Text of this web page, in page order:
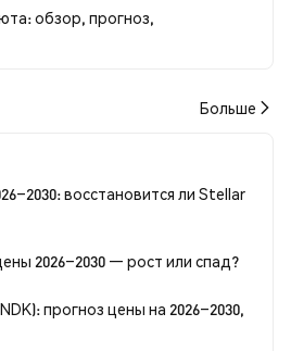
обзор, прогноз,
Больше
восстановится ли Stellar
2026–2030 — рост или спад?
прогноз цены на 2026–2030,